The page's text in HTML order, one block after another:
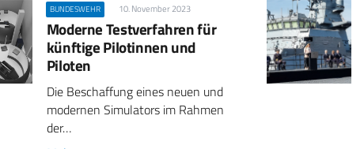
BUNDESWEHR 10. November 2023
Moderne Testverfahren für
künftige Pilotinnen und
Piloten
Die Beschaffung eines neuen und
modernen Simulators im Rahmen
der…